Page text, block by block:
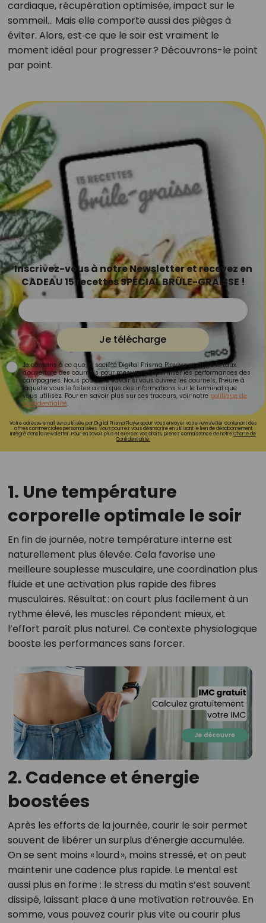
cardiaque, récupération optimisée, impact sur le
sommeil… Mais elle comporte aussi des pièges à
éviter. Alors, est‑ce que le soir est vraiment le
moment idéal pour progresser ? Découvrons-le point
par point.
Inscrivez-vous à notre Newsletter et recevez en
CADEAU 15 recettes SPÉCIAL BRÛLE-GRAISSE !
Je télécharge
Je consens à ce que la société Digital Prisma Players analyse le taux
d'ouverture des courriels pour mesurer et optimiser les performances des
campagnes. Nous pourrons savoir si vous ouvrez les courriels, l'heure à
laquelle vous le faites ainsi que des informations sur le terminal que
vous utilisez. Pour en savoir plus sur ces traceurs, voir notre politique de
confidentialité.
Votre adresse email sera utilisée par Digital Prisma Playerspour vous envoyer votre newsletter contenant des
offres commerciales personnalisées. Vous pourrez vous désinscrire en utilisant le lien de désabonnement
intégré dans la newsletter. Pour en savoir plus et exercer vos droits, prenez connaissance de notreCharte de
Confidentialité.
1. Une température
corporelle optimale le soir
En fin de journée, notre température interne est
naturellement plus élevée. Cela favorise une
meilleure souplesse musculaire, une coordination plus
fluide et une activation plus rapide des fibres
musculaires. Résultat : on court plus facilement à un
rythme élevé, les muscles répondent mieux, et
l’effort paraît plus naturel. Ce contexte physiologique
booste les performances sans forcer.
2. Cadence et énergie
boostées
Après les efforts de la journée, courir le soir permet
souvent de libérer un surplus d’énergie accumulée.
On se sent moins « lourd », moins stressé, et on peut
maintenir une cadence plus rapide. Le mental est
aussi plus en forme : le stress du matin s’est souvent
dissipé, laissant place à une motivation retrouvée. En
somme, vous pouvez courir plus vite ou courir plus